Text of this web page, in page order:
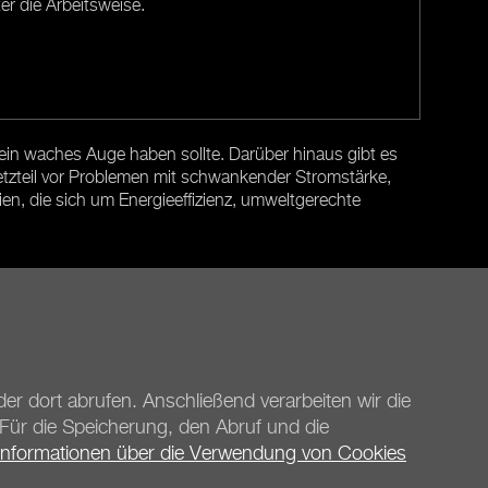
dort abrufen. Anschließend verarbeiten wir die
die Speicherung, den Abruf und die
über die Verwendung von Cookies
die Arbeitsweise.
waches Auge haben sollte. Darüber hinaus gibt es
vor Problemen mit schwankender Stromstärke,
die sich um Energieeffizienz, umweltgerechte